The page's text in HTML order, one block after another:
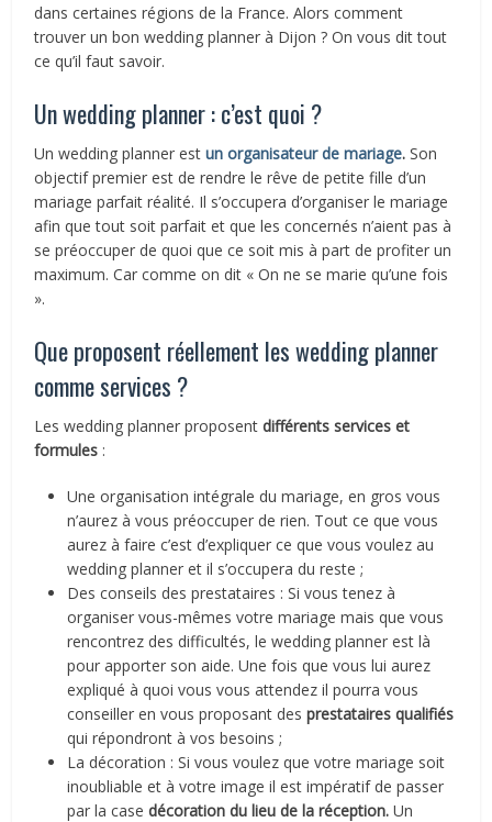
dans certaines régions de la France. Alors comment
trouver un bon wedding planner à Dijon ? On vous dit tout
ce qu’il faut savoir.
Un wedding planner : c’est quoi ?
Un wedding planner estun organisateur de mariage. Son
objectif premier est de rendre le rêve de petite fille d’un
mariage parfait réalité. Il s’occupera d’organiser le mariage
afin que tout soit parfait et que les concernés n’aient pas à
se préoccuper de quoi que ce soit mis à part de profiter un
maximum. Car comme on dit « On ne se marie qu’une fois
».
Que proposent réellement les wedding planner
comme services ?
Les wedding planner proposent différents services et
formules :
Une organisation intégrale du mariage, en gros vous
n’aurez à vous préoccuper de rien. Tout ce que vous
aurez à faire c’est d’expliquer ce que vous voulez au
wedding planner et il s’occupera du reste ;
Des conseils des prestataires : Si vous tenez à
organiser vous-mêmes votre mariage mais que vous
rencontrez des difficultés, le wedding planner est là
pour apporter son aide. Une fois que vous lui aurez
expliqué à quoi vous vous attendez il pourra vous
conseiller en vous proposant des prestataires qualifiés
qui répondront à vos besoins ;
La décoration : Si vous voulez que votre mariage soit
inoubliable et à votre image il est impératif de passer
par la case décoration du lieu de la réception.Un